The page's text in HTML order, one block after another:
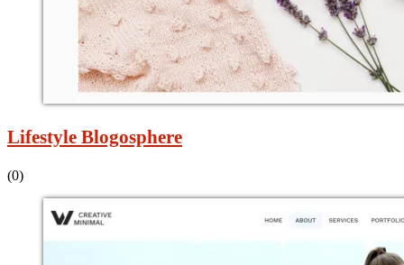
Lifestyle Blogosphere
(0)